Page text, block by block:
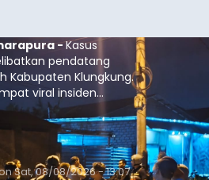
-Kasus
pendatang
Kabupaten Klungkung.
viral insiden
peristiwa serupa
asal Kabupaten
Nusa Tenggara Timur
Sat, 08/08/2026 - 13:07